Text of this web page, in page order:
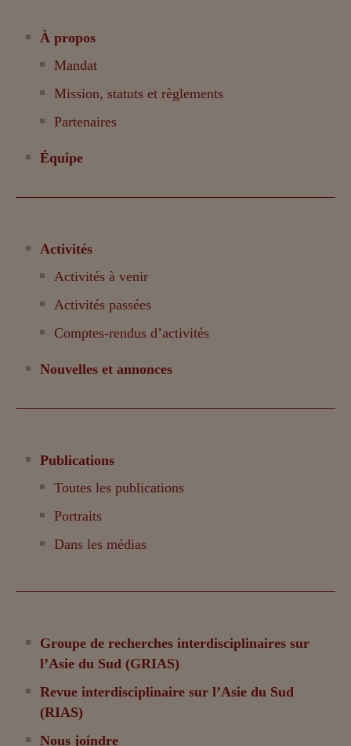
À propos
Mandat
Mission, statuts et règlements
Partenaires
Équipe
Activités
Activités à venir
Activités passées
Comptes-rendus d’activités
Nouvelles et annonces
Publications
Toutes les publications
Portraits
Dans les médias
Groupe de recherches interdisciplinaires sur
l’Asie du Sud (GRIAS)
Revue interdisciplinaire sur l’Asie du Sud
(RIAS)
Nous joindre